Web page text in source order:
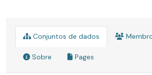
Conjuntos de dados
Sobre Pages